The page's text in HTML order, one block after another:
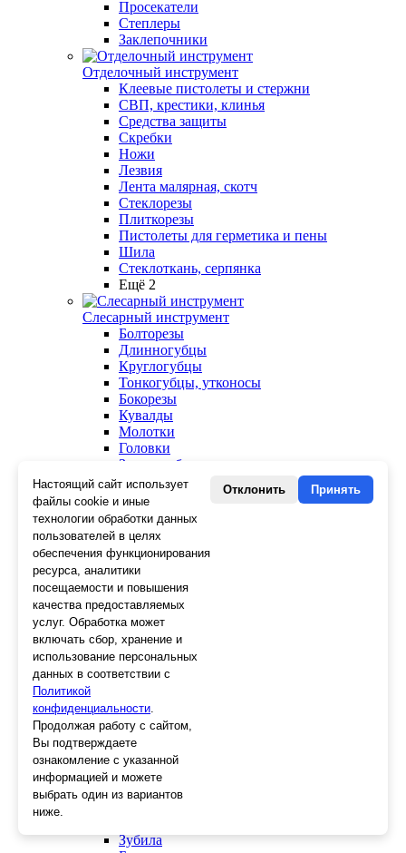
Просекатели
Степлеры
Заклепочники
Отделочный инструмент
Клеевые пистолеты и стержни
СВП, крестики, клинья
Средства защиты
Скребки
Ножи
Лезвия
Лента малярная, скотч
Стеклорезы
Плиткорезы
Пистолеты для герметика и пены
Шила
Стеклоткань, серпянка
Ещё 2
Слесарный инструмент
Болторезы
Длинногубцы
Круглогубцы
Тонкогубцы, утконосы
Бокорезы
Кувалды
Молотки
Головки
Зенкера, бородки, кернеры
Керны
Патроны, переходники
Ножницы электрика
Стопорные кольца
Съемники стопорных колец
Пинцеты
Магниты
Клещи для изоляции
Кабелерезы
Гайкорезы
Зажимы ручные
Подшипники
Тиски
Плоскогубцы
Отвертки
Ножницы по металлу
Напильники, рашпили
Наборы инструментов
Кусачки
Зубила
Настоящий сайт использует
файлы cookie и иные
технологии обработки данных
пользователей в целях
обеспечения функционирования
ресурса, аналитики
посещаемости и повышения
качества предоставляемых
услуг. Обработка может
включать сбор, хранение и
использование персональных
данных в соответствии с
Политикой
конфиденциальности.
Продолжая работу с сайтом,
Вы подтверждаете
ознакомление с указанной
информацией и можете
выбрать один из вариантов
ниже.
Отклонить Принять